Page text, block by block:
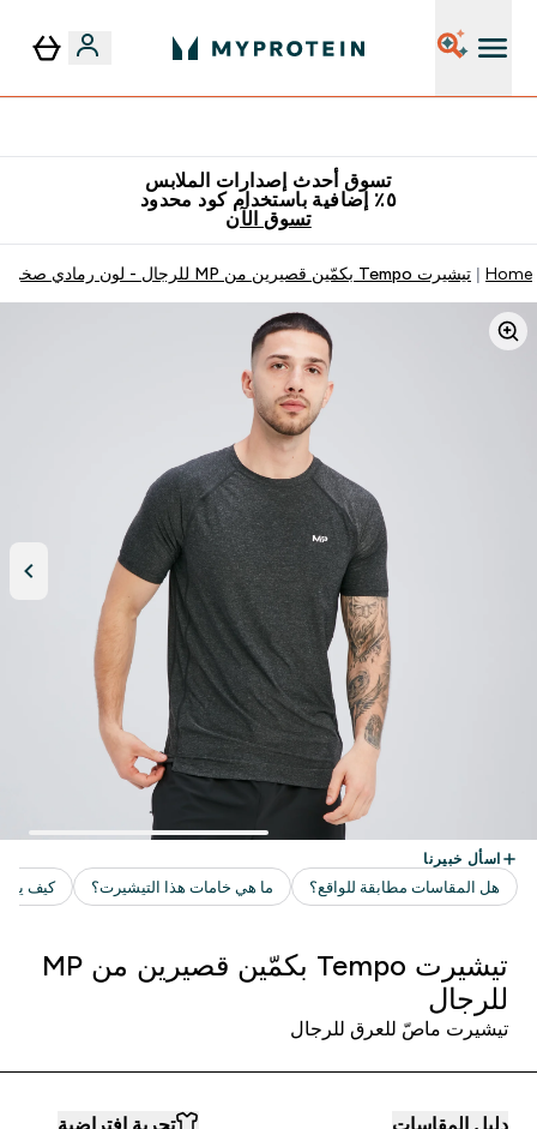
تسوق أحدث إصدارات الملابس
٥٪ إضافية باستخدام كود محدود
تسوق الآن
Home تيشيرت Tempo بكمّين قصيرين من MP للرجال - لون رمادي صخري مرل
تيشيرت Tempo بكمّين قصيرين من MP
للرجال
تيشيرت ماصّ للعرق للرجال
دليل المقاسات تجربة افتراضية